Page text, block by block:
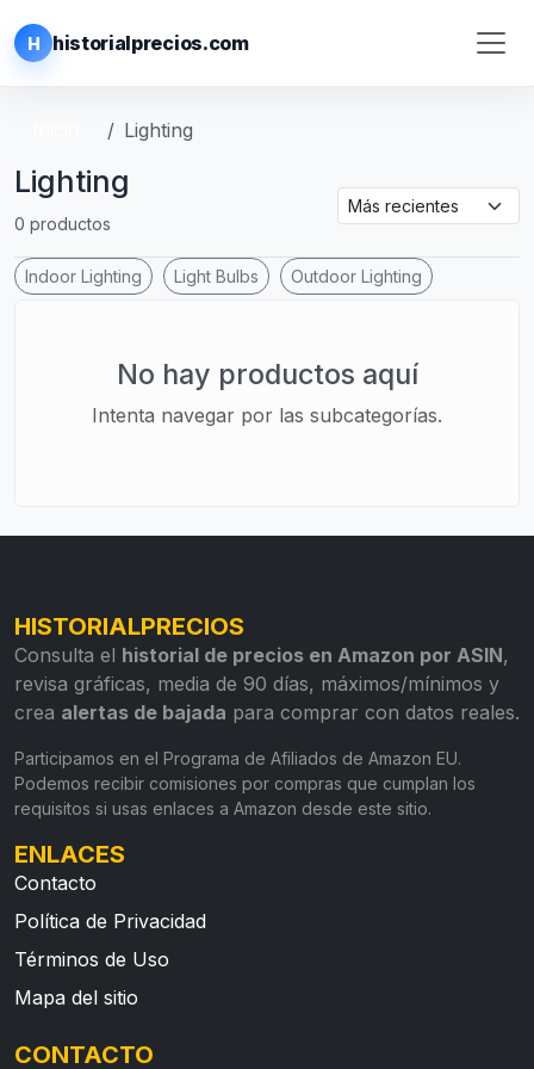
H historialprecios.com
Lighting
Lighting
0 productos
Indoor Lighting Light Bulbs Outdoor Lighting
No hay productos aquí
Intenta navegar por las subcategorías.
HISTORIALPRECIOS
Consulta el historial de precios en Amazon por ASIN,
revisa gráficas, media de 90 días, máximos/mínimos y
crea alertas de bajada para comprar con datos reales.
Participamos en el Programa de Afiliados de Amazon EU.
Podemos recibir comisiones por compras que cumplan los
requisitos si usas enlaces a Amazon desde este sitio.
ENLACES
Contacto
Política de Privacidad
Términos de Uso
Mapa del sitio
CONTACTO